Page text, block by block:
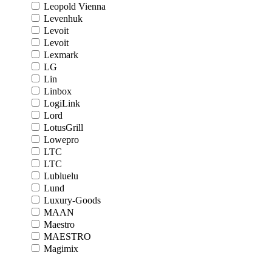
Leopold Vienna
Levenhuk
Levoit
Levoit
Lexmark
LG
Lin
Linbox
LogiLink
Lord
LotusGrill
Lowepro
LTC
LTC
Lubluelu
Lund
Luxury-Goods
MAAN
Maestro
MAESTRO
Magimix